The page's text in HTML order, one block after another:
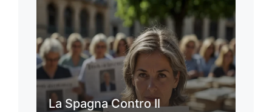
La Spagna Contro Il